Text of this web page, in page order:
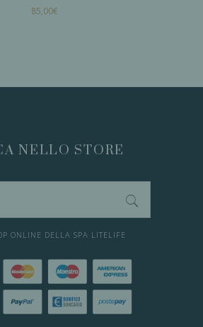
85,00€
NELLO STORE
ONLINE DELLA SPA LITELIFE